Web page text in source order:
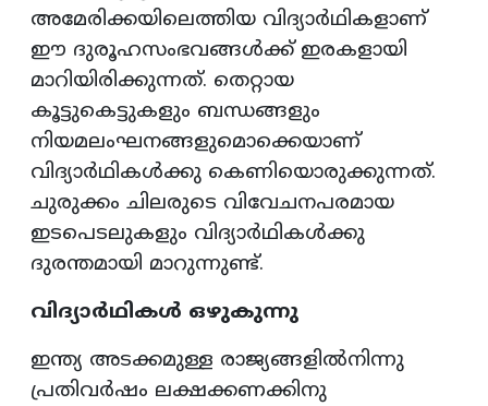
അമേരിക്കയിലെത്തിയ വിദ്യാർഥികളാണ്
ഈ ദുരൂഹസംഭവങ്ങൾക്ക് ഇരകളായി
മാറിയിരിക്കുന്നത്. തെറ്റായ
കൂട്ടുകെട്ടുകളും ബന്ധങ്ങളും
നിയമലംഘനങ്ങളുമൊക്കെയാണ്
വിദ്യാർഥികൾക്കു കെണിയൊരുക്കുന്നത്.
ചുരുക്കം ചിലരുടെ വിവേചനപരമായ
ഇടപെടലുകളും വിദ്യാർഥികൾക്കു
ദുരന്തമായി മാറുന്നുണ്ട്.
വിദ്യാർഥികൾ ഒഴുകുന്നു
ഇന്ത്യ അടക്കമുള്ള രാജ്യങ്ങളിൽനിന്നു
പ്രതിവർഷം ലക്ഷക്കണക്കിനു